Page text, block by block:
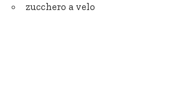
zucchero a velo